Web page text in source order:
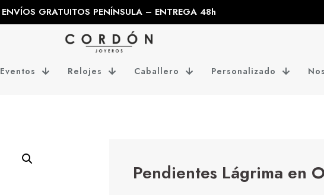
ENVÍOS GRATUITOS PENÍNSULA – ENTREGA 48h
Eventos Relojes Caballero Personalizado
Pendientes Lágrima en